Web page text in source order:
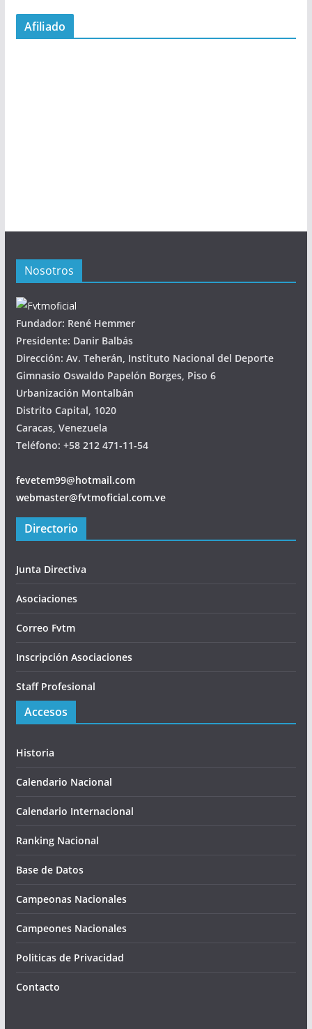
Afiliado
Nosotros
Fundador: René Hemmer
Presidente: Danir Balbás
Dirección: Av. Teherán, Instituto Nacional del Deporte
Gimnasio Oswaldo Papelón Borges, Piso 6
Urbanización Montalbán
Distrito Capital, 1020
Caracas, Venezuela
Teléfono: +58 212 471-11-54
fevetem99@hotmail.com
webmaster@fvtmoficial.com.ve
Directorio
Junta Directiva
Asociaciones
Correo Fvtm
Inscripción Asociaciones
Staff Profesional
Accesos
Historia
Calendario Nacional
Calendario Internacional
Ranking Nacional
Base de Datos
Campeonas Nacionales
Campeones Nacionales
Politicas de Privacidad
Contacto